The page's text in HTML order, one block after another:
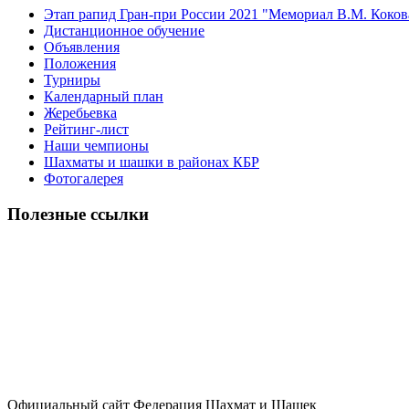
Этап рапид Гран-при России 2021 "Мемориал В.M.
Дистанционное обучение
Объявления
Положения
Турниры
Календарный план
Жеребьевка
Рейтинг-лист
Наши чемпионы
Шахматы и шашки в районах КБР
Фотогалерея
Полезные ссылки
Официальный сайт Федерация Шахмат и Шашек